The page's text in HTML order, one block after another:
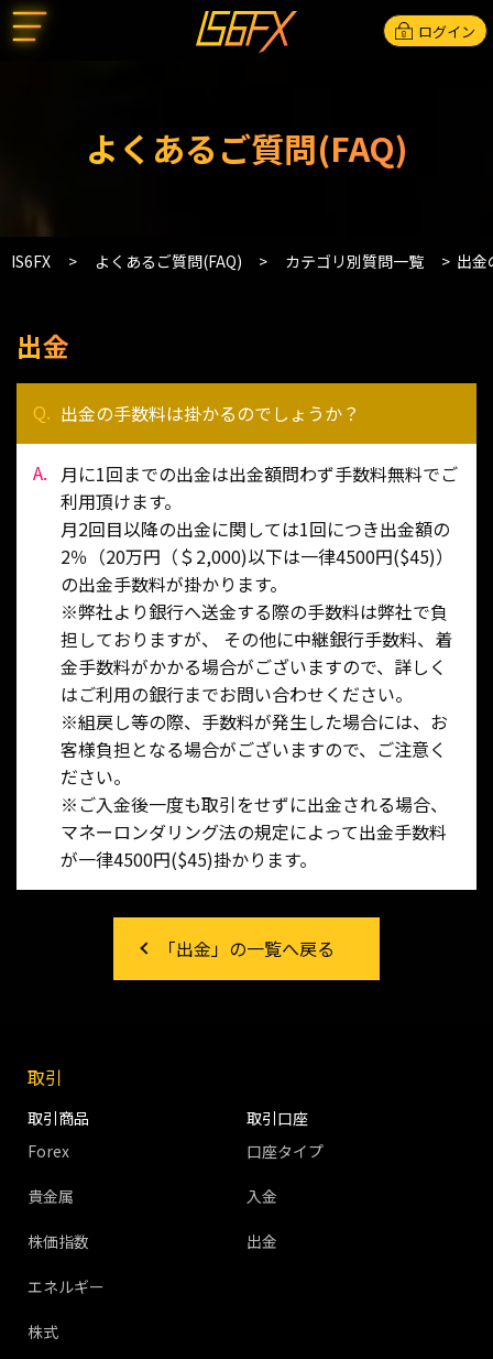
ログイン
よくあるご質問(FAQ)
IS6FX よくあるご質問(FAQ) カテゴリ別質問一覧 出金
出金
出金の手数料は掛かるのでしょうか？
月に1回までの出金は出金額問わず手数料無料でご
利用頂けます。
月2回目以降の出金に関しては1回につき出金額の
2％（20万円（＄2,000)以下は一律4500円($45)）
の出金手数料が掛かります。
※弊社より銀行へ送金する際の手数料は弊社で負
担しておりますが、 その他に中継銀行手数料、着
金手数料がかかる場合がございますので、詳しく
はご利用の銀行までお問い合わせください。
※組戻し等の際、手数料が発生した場合には、お
客様負担となる場合がございますので、ご注意く
ださい。
※ご入金後一度も取引をせずに出金される場合、
マネーロンダリング法の規定によって出金手数料
が一律4500円($45)掛かります。
「出金」の一覧へ戻る
取引
取引商品
Forex
貴金属
株価指数
エネルギー
株式
取引口座
口座タイプ
入金
出金